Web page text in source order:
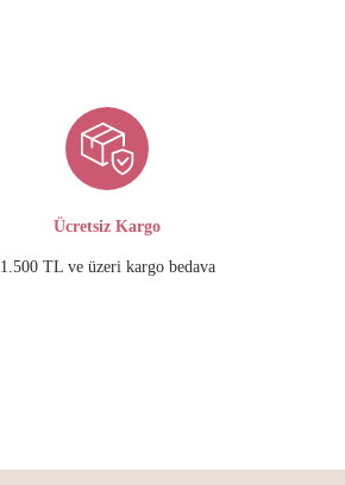
Ücretsiz Kargo
1.500 TL ve üzeri kargo bedava